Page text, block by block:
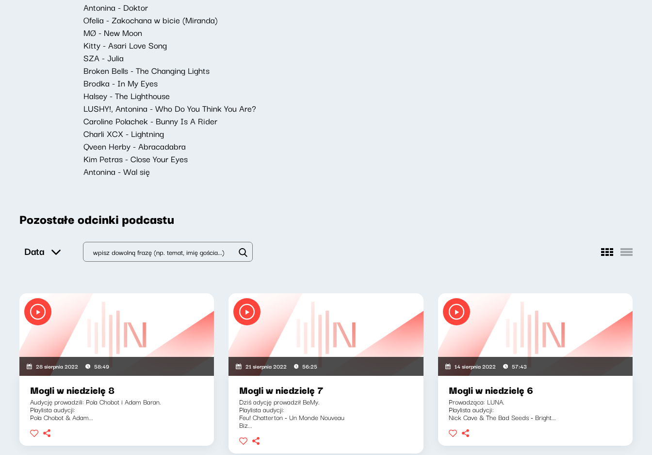
Antonina - Doktor
Ofelia - Zakochana w bicie (Miranda)
MØ - New Moon
Kitty - Asari Love Song
SZA - Julia
Broken Bells - The Changing Lights
Brodka - In My Eyes
Halsey - The Lighthouse
LUSHY!, Antonina - Who Do You Think You Are?
Caroline Polachek - Bunny Is A Rider
Charli XCX - Lightning
Qveen Herby - Abracadabra
Kim Petras - Close Your Eyes
Antonina - Wal się
Pozostałe odcinki podcastu
Data
28 sierpnia 2022 58:49
Mogli w niedzielę 8
Audycję prowadzili: Pola Chobot i Adam Baran.
Playlista audycji:
Pola Chobot & Adam...
21 sierpnia 2022 56:25
Mogli w niedzielę 7
Dziś adycję prowadził BeMy.
Playlista audycji:
Feu! Chatterton - Un Monde Nouveau
Biz...
14 sierpnia 2022 57:43
Mogli w niedzielę 6
Prowadząca: LUNA.
Playlista audycji:
Nick Cave & The Bad Seeds - Bright...